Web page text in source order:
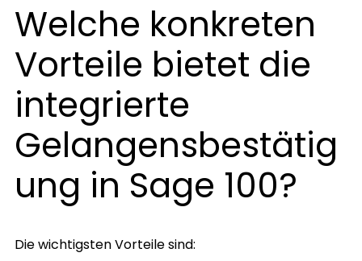
Welche konkreten
Vorteile bietet die
integrierte
Gelangensbestätig
ung in Sage 100?
Die wichtigsten Vorteile sind: